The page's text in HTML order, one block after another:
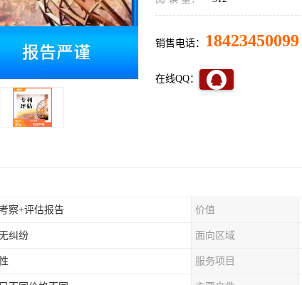
销售电话： 18423450099
在线QQ：
察+评估报告 价值
纠纷 面向区域
服务项目